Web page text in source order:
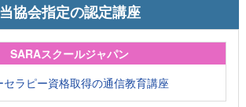
当協会指定の認定講座
SARAスクールジャパン
セラピー資格取得の通信教育講座